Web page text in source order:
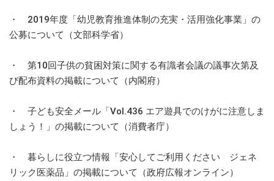
・ 2019年度「幼児教育推進体制の充実・活用強化事業」の
公募について（文部科学省）
・ 第10回子供の貧困対策に関する有識者会議の議事次第及
び配布資料の掲載について（内閣府）
・ 子ども安全メール「Vol.436 エア遊具でのけがに注意しま
しょう！」の掲載について（消費者庁）
・ 暮らしに役立つ情報「安心してご利用ください ジェネ
リック医薬品」の掲載について（政府広報オンライン）